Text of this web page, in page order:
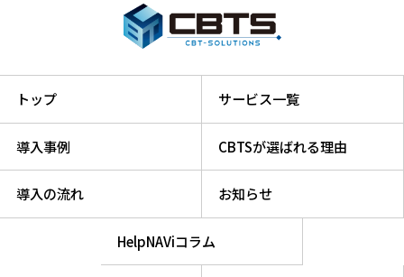
トップ サービス一覧
導入事例 CBTSが選ばれる理由
導入の流れ お知らせ
HelpNAViコラム